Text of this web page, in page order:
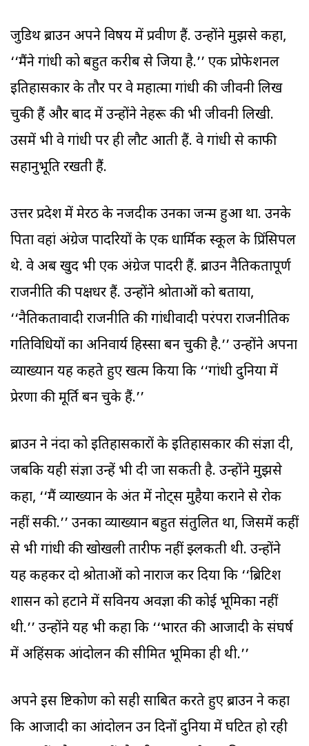
जुडिथ ब्राउन अपने विषय में प्रवीण हैं. उन्होंने मुझसे कहा,
‘‘मैंने गांधी को बहुत करीब से जिया है.’’ एक प्रोफेशनल
इतिहासकार के तौर पर वे महात्मा गांधी की जीवनी लिख
चुकी हैं और बाद में उन्होंने नेहरू की भी जीवनी लिखी.
उसमें भी वे गांधी पर ही लौट आती हैं. वे गांधी से काफी
सहानुभूति रखती हैं.
उत्तर प्रदेश में मेरठ के नजदीक उनका जन्म हुआ था. उनके
पिता वहां अंग्रेज पादरियों के एक धार्मिक स्कूल के प्रिंसिपल
थे. वे अब खुद भी एक अंग्रेज पादरी हैं. ब्राउन नैतिकतापूर्ण
राजनीति की पक्षधर हैं. उन्होंने श्रोताओं को बताया,
‘‘नैतिकतावादी राजनीति की गांधीवादी परंपरा राजनीतिक
गतिविधियों का अनिवार्य हिस्सा बन चुकी है.’’ उन्होंने अपना
व्याख्यान यह कहते हुए खत्म किया कि ‘‘गांधी दुनिया में
प्रेरणा की मूर्ति बन चुके हैं.’’
ब्राउन ने नंदा को इतिहासकारों के इतिहासकार की संज्ञा दी,
जबकि यही संज्ञा उन्हें भी दी जा सकती है. उन्होंने मुझसे
कहा, ‘‘मैं व्याख्यान के अंत में नोट्स मुहैया कराने से रोक
नहीं सकी.’’ उनका व्याख्यान बहुत संतुलित था, जिसमें कहीं
से भी गांधी की खोखली तारीफ नहीं झ्लकती थी. उन्होंने
यह कहकर दो श्रोताओं को नाराज कर दिया कि ‘‘ब्रिटिश
शासन को हटाने में सविनय अवज्ञा की कोई भूमिका नहीं
थी.’’ उन्होंने यह भी कहा कि ‘‘भारत की आजादी के संघर्ष
में अहिंसक आंदोलन की सीमित भूमिका ही थी.’’
अपने इस दृष्टिकोण को सही साबित करते हुए ब्राउन ने कहा
कि आजादी का आंदोलन उन दिनों दुनिया में घटित हो रही